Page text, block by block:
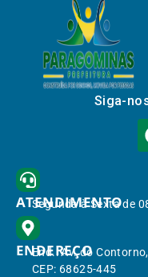
Siga-
ATENDIMENTO
Segunda à Sexta de
ENDEREÇO
End.: Av. do
CEP: 68625-445